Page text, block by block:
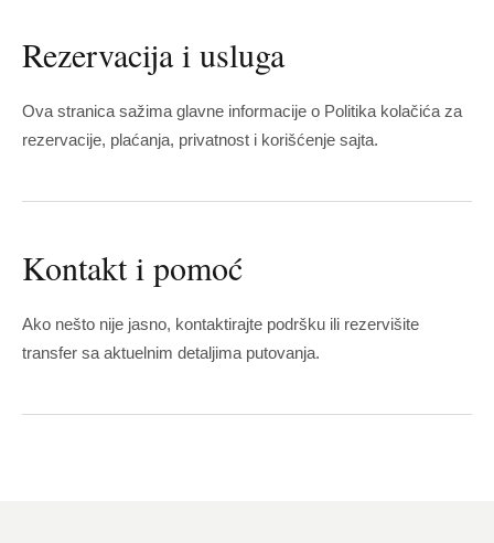
Rezervacija i usluga
Ova stranica sažima glavne informacije o Politika kolačića za
rezervacije, plaćanja, privatnost i korišćenje sajta.
Kontakt i pomoć
Ako nešto nije jasno, kontaktirajte podršku ili rezervišite
transfer sa aktuelnim detaljima putovanja.